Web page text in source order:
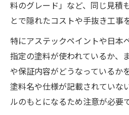
料のグレード」など、同じ見積
とで隠れたコストや手抜き工事
特にアステックペイントや日本
指定の塗料が使われているか、
や保証内容がどうなっているか
塗料名や仕様が記載されていな
ルのもとになるため注意が必要で